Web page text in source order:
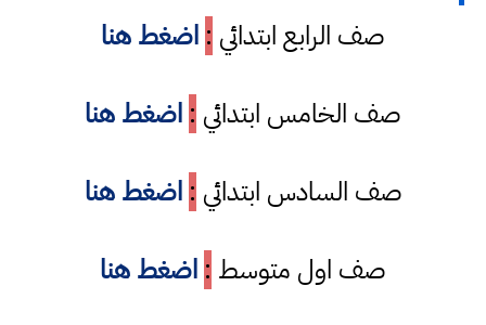
صف الرابع ابتدائي : اضغط هنا
صف الخامس ابتدائي : اضغط هنا
صف السادس ابتدائي : اضغط هنا
صف اول متوسط : اضغط هنا